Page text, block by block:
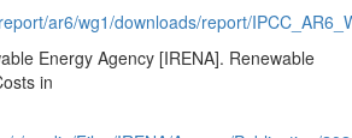
ar6/wg1/downloads/report/
Energy Agency [IRENA]. Renewable
in